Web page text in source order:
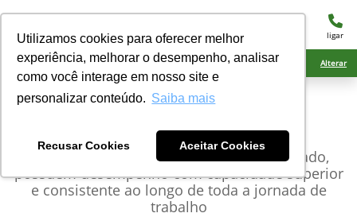
Utilizamos cookies para oferecer melhor
experiência, melhorar o desempenho, analisar
como você interage em nosso site e
personalizar conteúdo. Saiba mais
Recusar Cookies Aceitar Cookies
menu ligar
Ciarama Máquinas Amambai Alterar
John DeereEsteira e
plataformas
As mais avançadas plataformas do mercado,
possuem desempenho com capacidade superior
e consistente ao longo de toda a jornada de
trabalho